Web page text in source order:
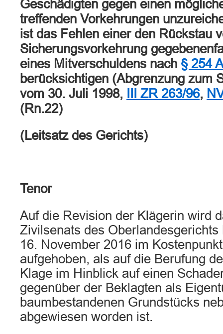
Geschädigten gegen einen
treffenden Vorkehrungen
ist das Fehlen einer den Rückstau
Sicherungsvorkehrung
eines Mitverschuldens nach § 254
berücksichtigen (Abgrenzung zum
vom 30. Juli 1998,
III ZR 263/96,
(Rn.22)
(Leitsatz des Gerichts)
Tenor
Auf die Revision der Klägerin wird
Zivilsenats des
16. November 2016 im
aufgehoben, als auf die Berufung
Klage im Hinblick auf einen
gegenüber der Beklagten als
baumbestandenen Grundstücks
abgewiesen worden ist.